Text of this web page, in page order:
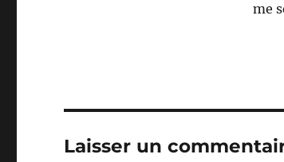
me
Laisser un